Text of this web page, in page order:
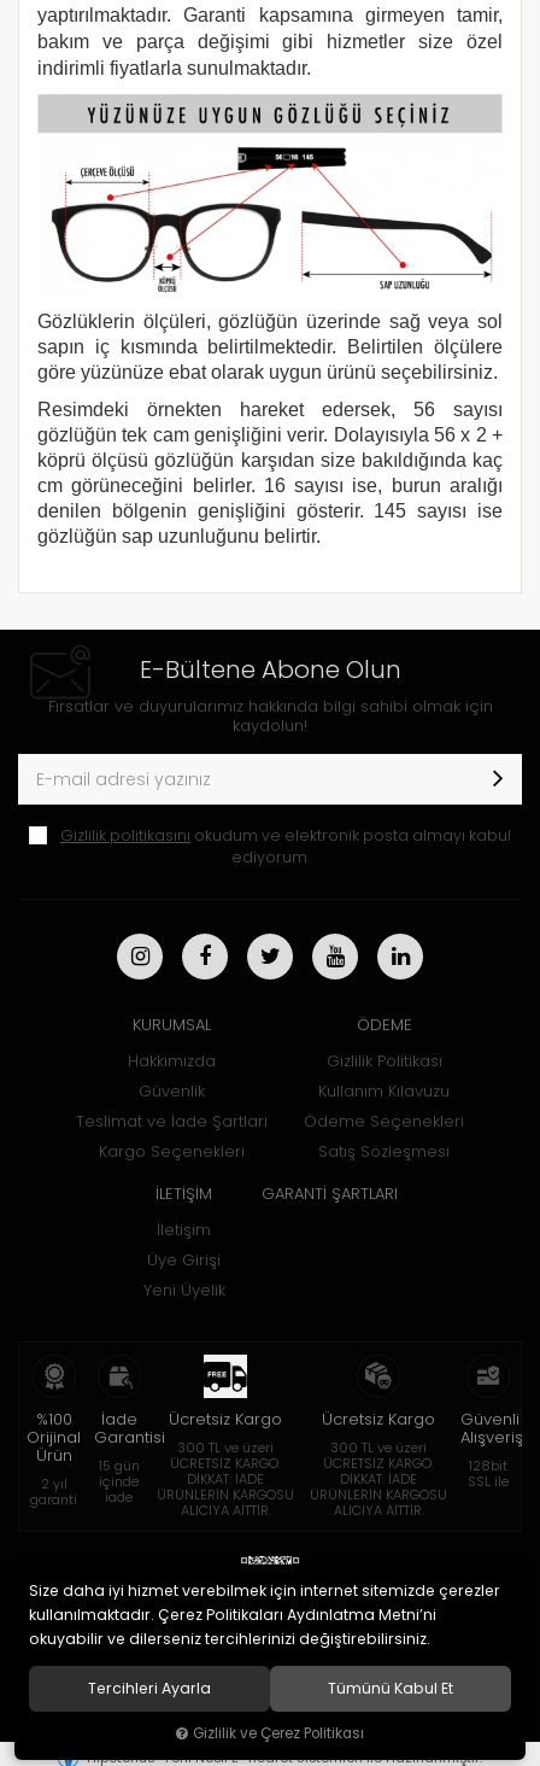
yaptırılmaktadır. Garanti kapsamına girmeyen tamir,
bakım ve parça değişimi gibi hizmetler size özel
indirimli fiyatlarla sunulmaktadır.
Gözlüklerin ölçüleri, gözlüğün üzerinde sağ veya sol
sapın iç kısmında belirtilmektedir. Belirtilen ölçülere
göre yüzünüze ebat olarak uygun ürünü seçebilirsiniz.
Resimdeki örnekten hareket edersek, 56 sayısı
gözlüğün tek cam genişliğini verir. Dolayısıyla 56 x 2 +
köprü ölçüsü gözlüğün karşıdan size bakıldığında kaç
cm görüneceğini belirler. 16 sayısı ise, burun aralığı
denilen bölgenin genişliğini gösterir. 145 sayısı ise
gözlüğün sap uzunluğunu belirtir.
E-Bültene Abone Olun
Fırsatlar ve duyurularımız hakkında bilgi sahibi olmak için
kaydolun!
Gizlilik politikasını okudum ve elektronik posta almayı kabul
ediyorum.
KURUMSAL
Hakkımızda
Güvenlik
Teslimat ve İade Şartları
Kargo Seçenekleri
ÖDEME
Gizlilik Politikası
Kullanım Kılavuzu
Ödeme Seçenekleri
Satış Sözleşmesi
İLETİŞİM
İletişim
Üye Girişi
Yeni Üyelik
GARANTİ ŞARTLARI
%100
Orijinal
Ürün
2 yıl
garanti
İade
Garantisi
15 gün
içinde
iade
Ücretsiz Kargo
300 TL ve üzeri
ÜCRETSİZ KARGO.
DİKKAT: İADE
ÜRÜNLERİN KARGOSU
ALICIYA AİTTİR.
Ücretsiz Kargo
300 TL ve üzeri
ÜCRETSİZ KARGO.
DİKKAT: İADE
ÜRÜNLERİN KARGOSU
ALICIYA AİTTİR.
Güvenli
Alışveriş
128bit
SSL ile
© 2020Eymen Optik Lens Limited Şirketi. Tüm hakları saklıdır.
Hipotenüs Yeni Nesil E-Ticaret Sistemleri ile Hazırlanmıştır.
Size daha iyi hizmet verebilmek için internet sitemizde çerezler
kullanılmaktadır. Çerez Politikaları Aydınlatma Metni’ni
okuyabilir ve dilerseniz tercihlerinizi değiştirebilirsiniz.
Tercihleri Ayarla Tümünü Kabul Et
Gizlilik ve Çerez Politikası